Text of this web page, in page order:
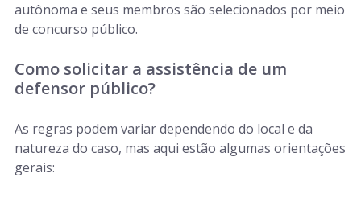
autônoma e seus membros são selecionados por meio
de concurso público.
Como solicitar a assistência de um
defensor público?
As regras podem variar dependendo do local e da
natureza do caso, mas aqui estão algumas orientações
gerais: